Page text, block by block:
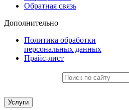
Обратная связь
Дополнительно
Политика обработки
персональных данных
Прайс-лист
Услуги